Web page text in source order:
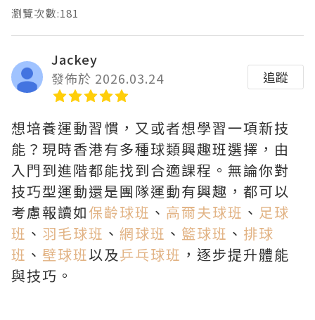
瀏覽次數:181
Jackey
發佈於 2026.03.24
追蹤
想培養運動習慣，又或者想學習一項新技
能？現時香港有多種球類興趣班選擇，由
入門到進階都能找到合適課程。無論你對
技巧型運動還是團隊運動有興趣，都可以
考慮報讀如保齡球班 、 高爾夫球班 、 足球
班 、 羽毛球班 、 網球班 、 籃球班 、 排球
班 、 壁球班以及乒乓球班 ，逐步提升體能
與技巧。